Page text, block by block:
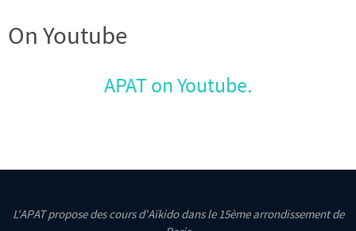
On Youtube
APAT on Youtube.
L'APAT propose des cours d'Aïkido dans le 15ème arrondissement de